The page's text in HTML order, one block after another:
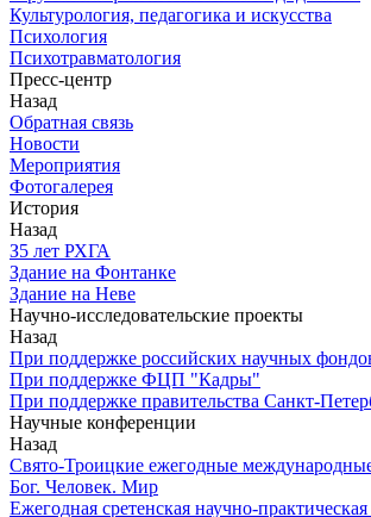
Культурология, педагогика и искусства
Психология
Психотравматология
Пресс-центр
Назад
Обратная связь
Новости
Мероприятия
Фотогалерея
История
Назад
З5 лет РХГА
Здание на Фонтанке
Здание на Неве
Научно-исследовательские проекты
Назад
При поддержке российских научных
При поддержке ФЦП "Кадры"
При поддержке правительства Санкт-
Научные конференции
Назад
Свято-Троицкие ежегодные
Бог. Человек. Мир
Ежегодная сретенская научно-